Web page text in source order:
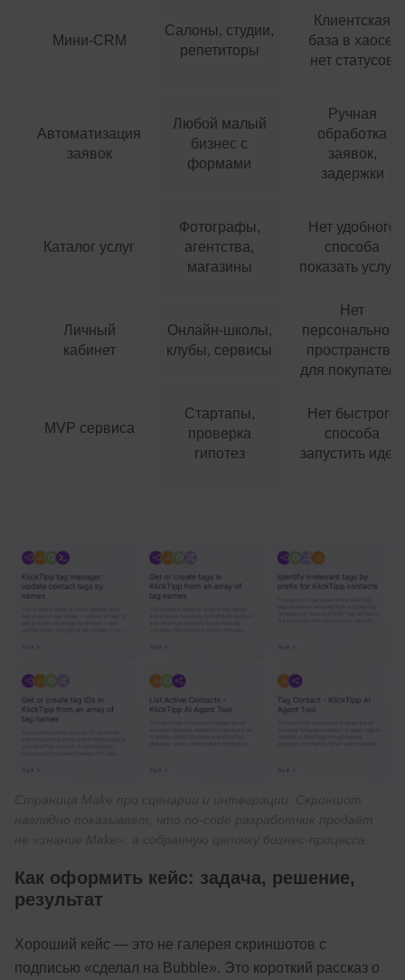
Мини-CRM
Салоны, студии,
репетиторы
Клиентская
база в хаосе,
нет статусов
Автоматизация
заявок
Любой малый
бизнес с
формами
Ручная
обработка
заявок,
задержки
Каталог услуг
Фотографы,
агентства,
магазины
Нет удобного
способа
показать услуги
Личный
кабинет
Онлайн-школы,
клубы, сервисы
Нет
персонального
пространства
для покупателя
MVP сервиса
Стартапы,
проверка
гипотез
Нет быстрого
способа
запустить идею
Как оформить кейс: задача, решение,
результат
Хороший кейс — это не галерея скриншотов с
подписью «сделал на Bubble». Это короткий рассказ о